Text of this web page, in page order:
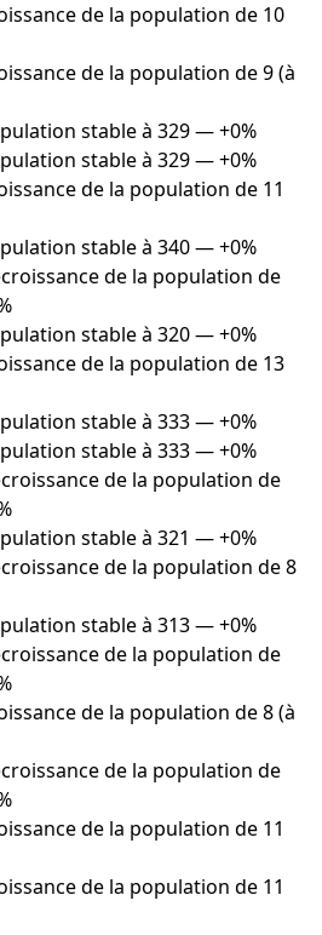
de la population de 10
de la population de 9 (à
stable à 329 — +0%
stable à 329 — +0%
de la population de 11
stable à 340 — +0%
de la population de
stable à 320 — +0%
de la population de 13
stable à 333 — +0%
stable à 333 — +0%
de la population de
stable à 321 — +0%
de la population de 8
stable à 313 — +0%
de la population de
de la population de 8 (à
de la population de
de la population de 11
de la population de 11